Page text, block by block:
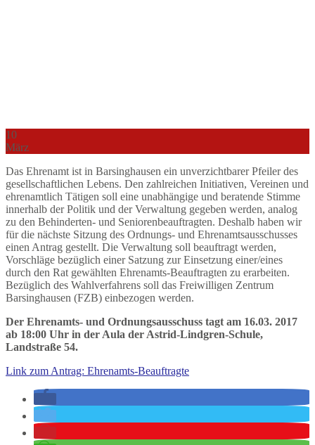
10
März
Das Ehrenamt ist in Barsinghausen ein unverzichtbarer Pfeiler des
gesellschaftlichen Lebens. Den zahlreichen Initiativen, Vereinen und
ehrenamtlich Tätigen soll eine unabhängige und beratende Stimme
innerhalb der Politik und der Verwaltung gegeben werden, analog
zu den Behinderten- und Seniorenbeauftragten. Deshalb haben wir
für die nächste Sitzung des Ordnungs- und Ehrenamtsausschusses
einen Antrag gestellt. Die Verwaltung soll beauftragt werden,
Vorschläge bezüglich einer Satzung zur Einsetzung einer/eines
durch den Rat gewählten Ehrenamts-Beauftragten zu erarbeiten.
Bezüglich des Wahlverfahrens soll das Freiwilligen Zentrum
Barsinghausen (FZB) einbezogen werden.
Der Ehrenamts- und Ordnungsausschuss tagt am 16.03. 2017
ab 18:00 Uhr in der Aula der Astrid-Lindgren-Schule,
Landstraße 54.
Link zum Antrag: Ehrenamts-Beauftragte